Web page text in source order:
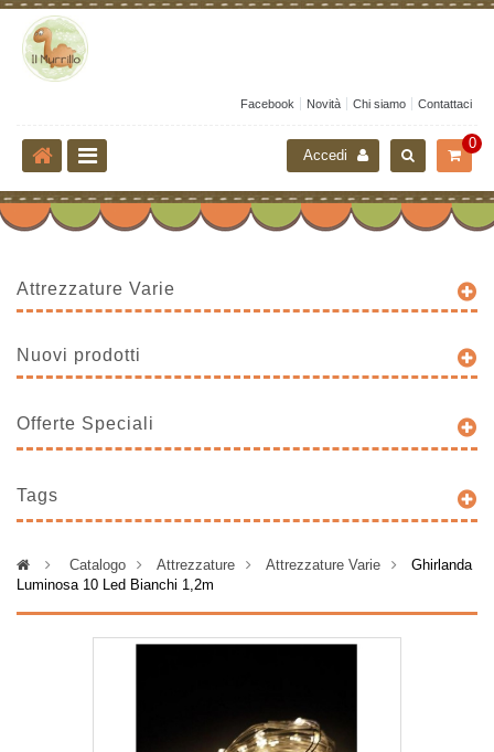
Facebook Novità Chi siamo Contattaci
0
Accedi
Attrezzature Varie
Nuovi prodotti
Offerte Speciali
Tags
> Catalogo > Attrezzature > Attrezzature Varie >
Ghirlanda
Luminosa 10 Led Bianchi 1,2m